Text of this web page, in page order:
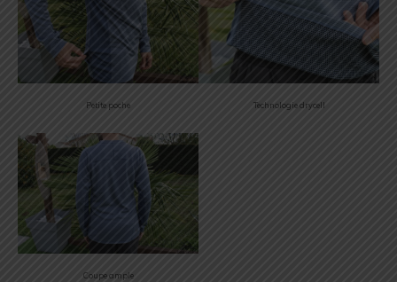
Petite poche Technologie drycell
Coupe ample